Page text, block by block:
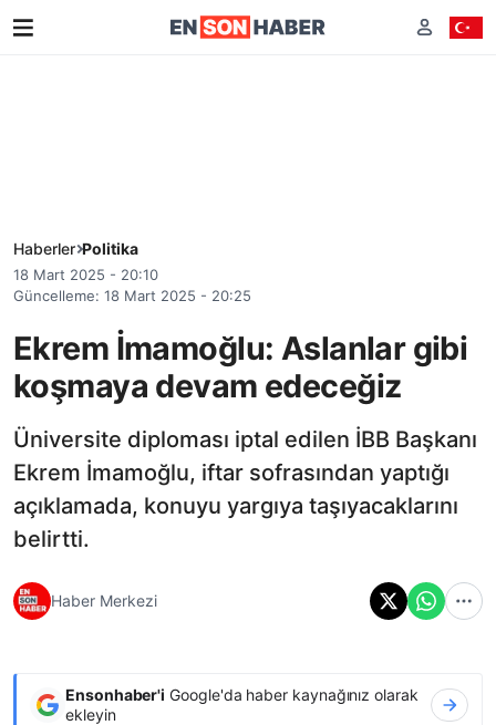
Haberler Politika
18 Mart 2025 - 20:10
Güncelleme: 18 Mart 2025 - 20:25
Ekrem İmamoğlu: Aslanlar gibi
koşmaya devam edeceğiz
Üniversite diploması iptal edilen İBB Başkanı
Ekrem İmamoğlu, iftar sofrasından yaptığı
açıklamada, konuyu yargıya taşıyacaklarını
belirtti.
Haber Merkezi
Ensonhaber'i Google'da haber kaynağınız olarak
ekleyin